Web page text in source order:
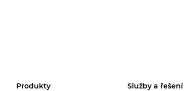
Produkty Služby a řešení